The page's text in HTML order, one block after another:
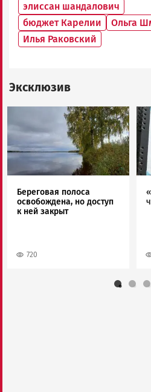
элиссан шандалович
бюджет Карелии
Ольга
Илья Раковский
Эксклюзив
Береговая полоса
освобождена, но доступ
к ней закрыт
720